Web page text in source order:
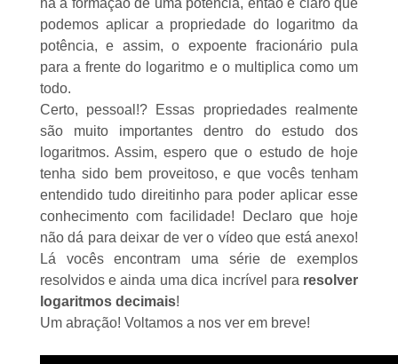
há a formação de uma potência, então é claro que
podemos aplicar a propriedade do logaritmo da
potência, e assim, o expoente fracionário pula
para a frente do logaritmo e o multiplica como um
todo.
Certo, pessoal!? Essas propriedades realmente
são muito importantes dentro do estudo dos
logaritmos. Assim, espero que o estudo de hoje
tenha sido bem proveitoso, e que vocês tenham
entendido tudo direitinho para poder aplicar esse
conhecimento com facilidade! Declaro que hoje
não dá para deixar de ver o vídeo que está anexo!
Lá vocês encontram uma série de exemplos
resolvidos e ainda uma dica incrível para resolver
logaritmos decimais!
Um abração! Voltamos a nos ver em breve!